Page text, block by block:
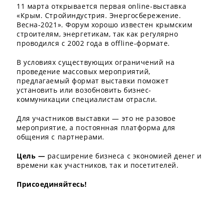
11 марта открывается первая online-выставка
«Крым. Стройиндустрия. Энергосбережение.
Весна-2021». Форум хорошо известен крымским
строителям, энергетикам, так как регулярно
проводился с 2002 года в offline-формате.
В условиях существующих ограничений на
проведение массовых мероприятий,
предлагаемый формат выставки поможет
установить или возобновить бизнес-
коммуникации специалистам отрасли.
Для участников выставки — это не разовое
мероприятие, а постоянная платформа для
общения с партнерами.
Цель — расширение бизнеса с экономией денег и
времени как участников, так и посетителей.
Присоединяйтесь!